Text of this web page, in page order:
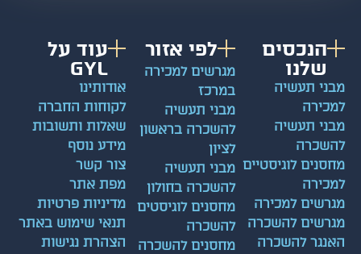
הנכסים
שלנו
מבני תעשיה
למכירה
מבני תעשיה
להשכרה
מחסנים לוגיסטיים
למכירה
מגרשים למכירה
מגרשים להשכרה
האנגר להשכרה
לפי אזור
מגרשים למכירה
במרכז
מבני תעשיה
להשכרה בראשון
לציון
מבני תעשיה
להשכרה בחולון
מחסנים לוגיסטים
להשכרה
מחסנים להשכרה
עוד על
GYL
אודותינו
לקוחות החברה
שאלות ותשובות
מידע נוסף
צור קשר
מפת אתר
מדיניות פרטיות
תנאי שימוש באתר
הצהרת נגישות